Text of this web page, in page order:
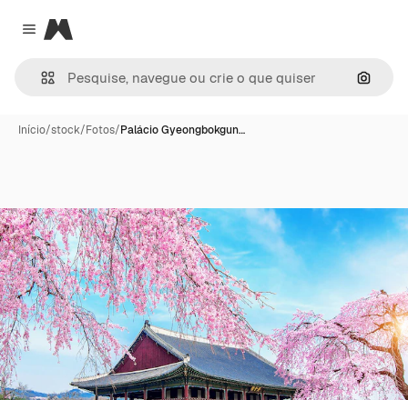
Close menu
Magnific
Início/stock/Fotos/Palácio Gyeongbokgun…